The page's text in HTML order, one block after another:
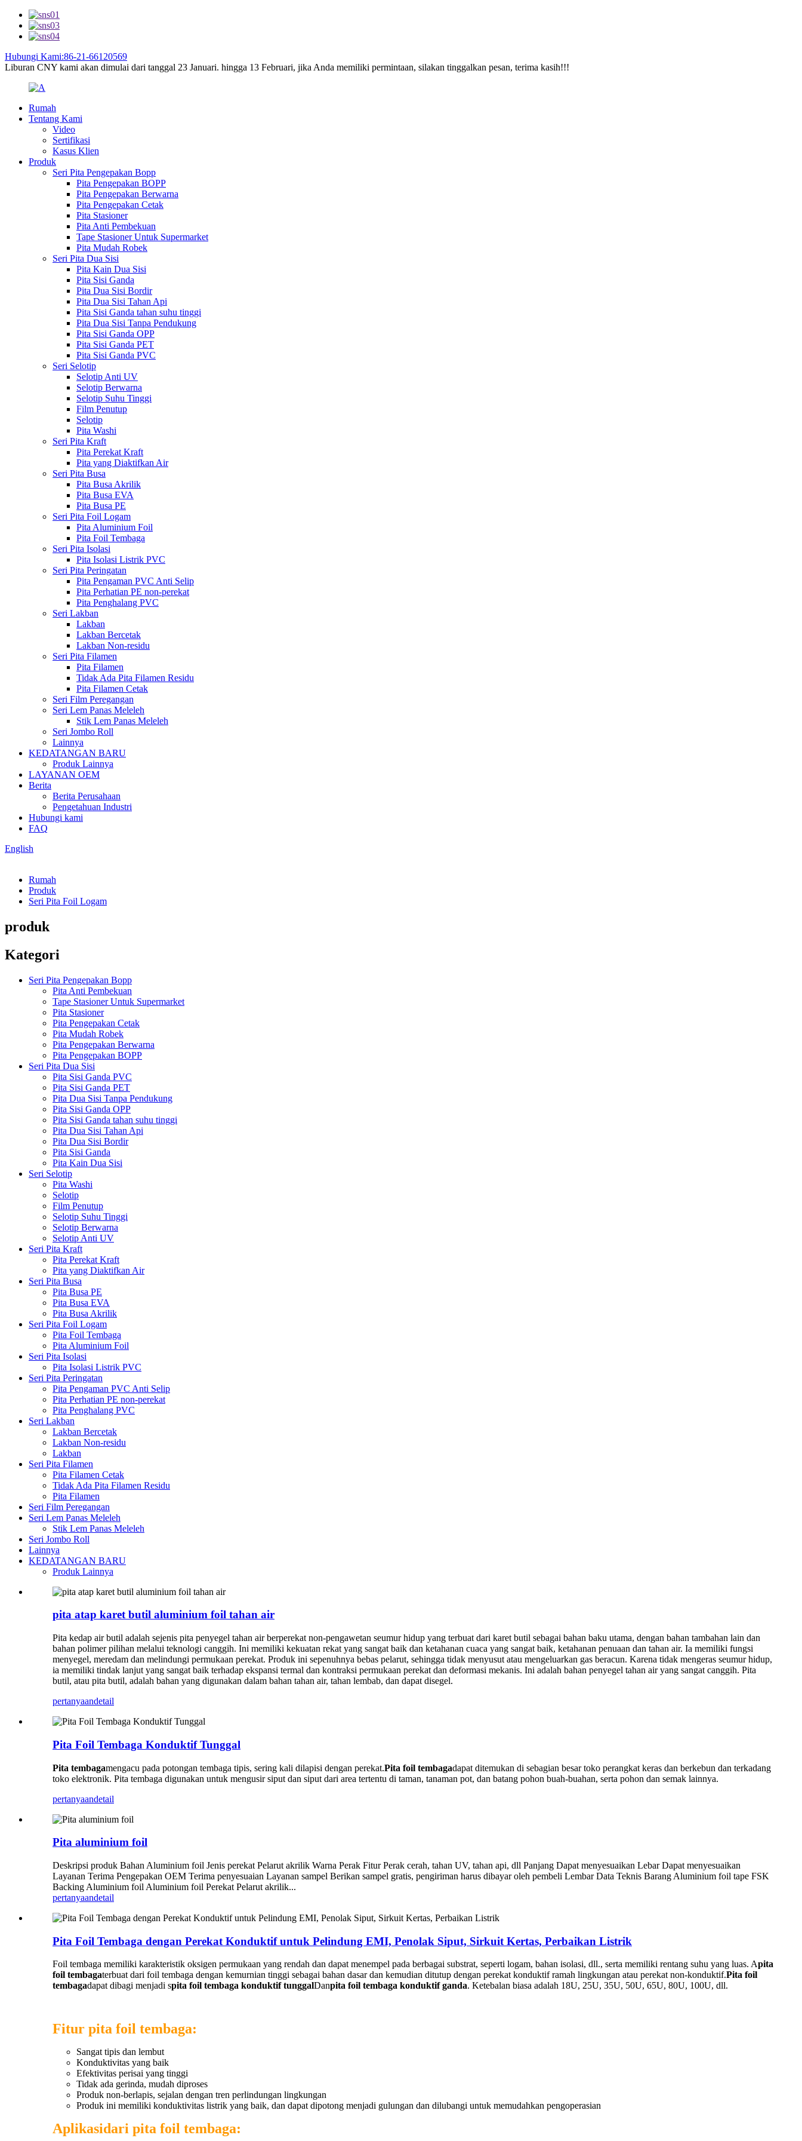
Hubungi Kami:86-21-66120569
Liburan CNY kami akan dimulai dari tanggal 23 Januari. hingga 13 Februari, jika Anda memiliki permintaan, silakan tinggalkan pesan, terima kasih!!!
Rumah
Tentang Kami
Video
Sertifikasi
Kasus Klien
Produk
Seri Pita Pengepakan Bopp
Pita Pengepakan BOPP
Pita Pengepakan Berwarna
Pita Pengepakan Cetak
Pita Stasioner
Pita Anti Pembekuan
Tape Stasioner Untuk Supermarket
Pita Mudah Robek
Seri Pita Dua Sisi
Pita Kain Dua Sisi
Pita Sisi Ganda
Pita Dua Sisi Bordir
Pita Dua Sisi Tahan Api
Pita Sisi Ganda tahan suhu tinggi
Pita Dua Sisi Tanpa Pendukung
Pita Sisi Ganda OPP
Pita Sisi Ganda PET
Pita Sisi Ganda PVC
Seri Selotip
Selotip Anti UV
Selotip Berwarna
Selotip Suhu Tinggi
Film Penutup
Selotip
Pita Washi
Seri Pita Kraft
Pita Perekat Kraft
Pita yang Diaktifkan Air
Seri Pita Busa
Pita Busa Akrilik
Pita Busa EVA
Pita Busa PE
Seri Pita Foil Logam
Pita Aluminium Foil
Pita Foil Tembaga
Seri Pita Isolasi
Pita Isolasi Listrik PVC
Seri Pita Peringatan
Pita Pengaman PVC Anti Selip
Pita Perhatian PE non-perekat
Pita Penghalang PVC
Seri Lakban
Lakban
Lakban Bercetak
Lakban Non-residu
Seri Pita Filamen
Pita Filamen
Tidak Ada Pita Filamen Residu
Pita Filamen Cetak
Seri Film Peregangan
Seri Lem Panas Meleleh
Stik Lem Panas Meleleh
Seri Jombo Roll
Lainnya
KEDATANGAN BARU
Produk Lainnya
LAYANAN OEM
Berita
Berita Perusahaan
Pengetahuan Industri
Hubungi kami
FAQ
English
Rumah
Produk
Seri Pita Foil Logam
produk
Kategori
Seri Pita Pengepakan Bopp
Pita Anti Pembekuan
Tape Stasioner Untuk Supermarket
Pita Stasioner
Pita Pengepakan Cetak
Pita Mudah Robek
Pita Pengepakan Berwarna
Pita Pengepakan BOPP
Seri Pita Dua Sisi
Pita Sisi Ganda PVC
Pita Sisi Ganda PET
Pita Dua Sisi Tanpa Pendukung
Pita Sisi Ganda OPP
Pita Sisi Ganda tahan suhu tinggi
Pita Dua Sisi Tahan Api
Pita Dua Sisi Bordir
Pita Sisi Ganda
Pita Kain Dua Sisi
Seri Selotip
Pita Washi
Selotip
Film Penutup
Selotip Suhu Tinggi
Selotip Berwarna
Selotip Anti UV
Seri Pita Kraft
Pita Perekat Kraft
Pita yang Diaktifkan Air
Seri Pita Busa
Pita Busa PE
Pita Busa EVA
Pita Busa Akrilik
Seri Pita Foil Logam
Pita Foil Tembaga
Pita Aluminium Foil
Seri Pita Isolasi
Pita Isolasi Listrik PVC
Seri Pita Peringatan
Pita Pengaman PVC Anti Selip
Pita Perhatian PE non-perekat
Pita Penghalang PVC
Seri Lakban
Lakban Bercetak
Lakban Non-residu
Lakban
Seri Pita Filamen
Pita Filamen Cetak
Tidak Ada Pita Filamen Residu
Pita Filamen
Seri Film Peregangan
Seri Lem Panas Meleleh
Stik Lem Panas Meleleh
Seri Jombo Roll
Lainnya
KEDATANGAN BARU
Produk Lainnya
pita atap karet butil aluminium foil tahan air
Pita kedap air butil adalah sejenis pita penyegel tahan air berperekat non-pengawetan seumur hidup yang terbuat dari karet butil sebagai bahan baku utama, dengan bahan tambahan lain dan
bahan polimer pilihan melalui teknologi canggih. Ini memiliki kekuatan rekat yang sangat baik dan ketahanan cuaca yang sangat baik, ketahanan penuaan dan tahan air. Ia memiliki fungsi
menyegel, meredam dan melindungi permukaan perekat. Produk ini sepenuhnya bebas pelarut, sehingga tidak menyusut atau mengeluarkan gas beracun. Karena tidak mengeras seumur hidup,
ia memiliki tindak lanjut yang sangat baik terhadap ekspansi termal dan kontraksi permukaan perekat dan deformasi mekanis. Ini adalah bahan penyegel tahan air yang sangat canggih. Pita
butil, atau pita butil, adalah bahan yang digunakan dalam bahan tahan air, tahan lembab, dan dapat disegel.
pertanyaandetail
Pita Foil Tembaga Konduktif Tunggal
Pita tembagamengacu pada potongan tembaga tipis, sering kali dilapisi dengan perekat.Pita foil tembagadapat ditemukan di sebagian besar toko perangkat keras dan berkebun dan terkadang
toko elektronik. Pita tembaga digunakan untuk mengusir siput dan siput dari area tertentu di taman, tanaman pot, dan batang pohon buah-buahan, serta pohon dan semak lainnya.
pertanyaandetail
Pita aluminium foil
Deskripsi produk Bahan Aluminium foil Jenis perekat Pelarut akrilik Warna Perak Fitur Perak cerah, tahan UV, tahan api, dll Panjang Dapat menyesuaikan Lebar Dapat menyesuaikan
Layanan Terima Pengepakan OEM Terima penyesuaian Layanan sampel Berikan sampel gratis, pengiriman harus dibayar oleh pembeli Lembar Data Teknis Barang Aluminium foil tape FSK
Backing Aluminium foil Aluminium foil Perekat Pelarut akrilik...
pertanyaandetail
Pita Foil Tembaga dengan Perekat Konduktif untuk Pelindung EMI, Penolak Siput, Sirkuit Kertas, Perbaikan Listrik
Foil tembaga memiliki karakteristik oksigen permukaan yang rendah dan dapat menempel pada berbagai substrat, seperti logam, bahan isolasi, dll., serta memiliki rentang suhu yang luas. Apita
foil tembagaterbuat dari foil tembaga dengan kemurnian tinggi sebagai bahan dasar dan kemudian ditutup dengan perekat konduktif ramah lingkungan atau perekat non-konduktif.Pita foil
tembagadapat dibagi menjadi spita foil tembaga konduktif tunggalDanpita foil tembaga konduktif ganda. Ketebalan biasa adalah 18U, 25U, 35U, 50U, 65U, 80U, 100U, dll.
Fitur pita foil tembaga:
Sangat tipis dan lembut
Konduktivitas yang baik
Efektivitas perisai yang tinggi
Tidak ada gerinda, mudah diproses
Produk non-berlapis, sejalan dengan tren perlindungan lingkungan
Produk ini memiliki konduktivitas listrik yang baik, dan dapat dipotong menjadi gulungan dan dilubangi untuk memudahkan pengoperasian
Aplikasidari pita foil tembaga: